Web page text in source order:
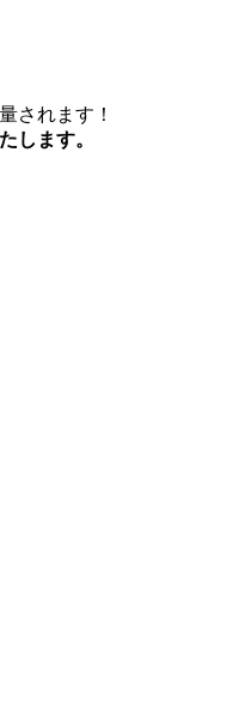
されます！
します。